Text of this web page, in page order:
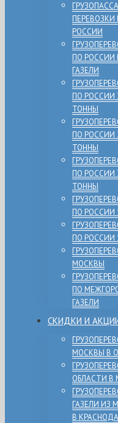
ПЕРЕВОЗКИ
РОССИИ
ПО РОССИИ
ГАЗЕЛИ
ПО РОССИИ
ТОННЫ
ПО РОССИИ
ТОННЫ
ПО РОССИИ
ТОННЫ
ПО РОССИИ
ПО РОССИИ
МОСКВЫ
ПО
ГАЗЕЛИ
СКИДКИ И
МОСКВЫ В
ОБЛАСТИ В
ГАЗЕЛИ ИЗ
В